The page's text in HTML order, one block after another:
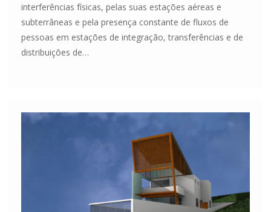
interferências físicas, pelas suas estações aéreas e
subterrâneas e pela presença constante de fluxos de
pessoas em estações de integração, transferências e de
distribuições de…